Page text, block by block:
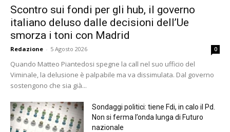
Scontro sui fondi per gli hub, il governo
italiano deluso dalle decisioni dell’Ue
smorza i toni con Madrid
Redazione - 5 Agosto 2026 0
Quando Matteo Piantedosi spegne la call nel suo ufficio del
Viminale, la delusione è palpabile ma va dissimulata. Dal governo
sostengono che sia già...
Sondaggi politici: tiene Fdi, in calo il Pd.
Non si ferma l’onda lunga di Futuro
nazionale